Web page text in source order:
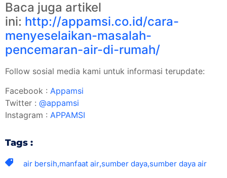
Baca juga artikel
ini: http://appamsi.co.id/cara-
menyeselaikan-masalah-
pencemaran-air-di-rumah/
Follow sosial media kami untuk informasi terupdate:
Facebook : Appamsi
Twitter : @appamsi
Instagram : APPAMSI
Tags :
air bersih,manfaat air,sumber daya,sumber daya air